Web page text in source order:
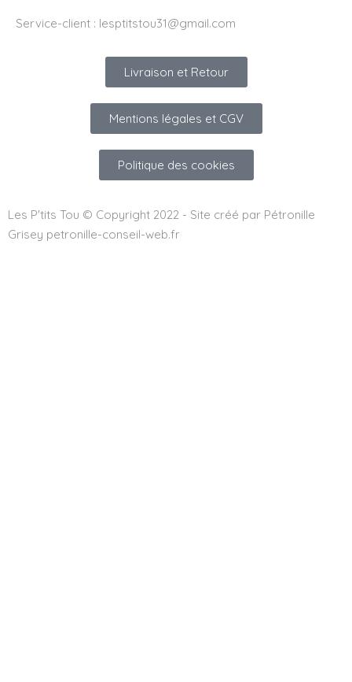
Service-client : lesptitstou31@gmail.com
Livraison et Retour
Mentions légales et CGV
Politique des cookies
Les P'tits Tou © Copyright 2022 - Site créé par Pétronille
Grisey petronille-conseil-web.fr